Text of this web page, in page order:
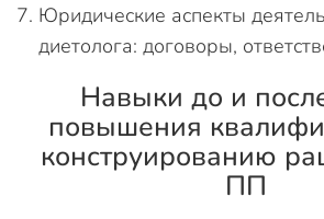
Юридические аспекты
диетолога: договоры,
Навыки до и
повышения
конструированию
ПП